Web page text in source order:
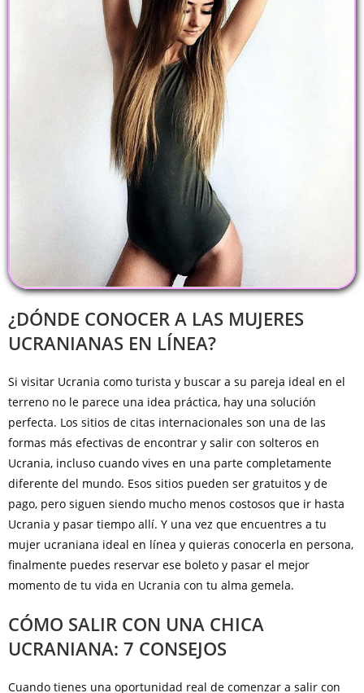
¿DÓNDE CONOCER A LAS MUJERES
UCRANIANAS EN LÍNEA?
Si visitar Ucrania como turista y buscar a su pareja ideal en el
terreno no le parece una idea práctica, hay una solución
perfecta. Los sitios de citas internacionales son una de las
formas más efectivas de encontrar y salir con solteros en
Ucrania, incluso cuando vives en una parte completamente
diferente del mundo. Esos sitios pueden ser gratuitos y de
pago, pero siguen siendo mucho menos costosos que ir hasta
Ucrania y pasar tiempo allí. Y una vez que encuentres a tu
mujer ucraniana ideal en línea y quieras conocerla en persona,
finalmente puedes reservar ese boleto y pasar el mejor
momento de tu vida en Ucrania con tu alma gemela.
CÓMO SALIR CON UNA CHICA
UCRANIANA: 7 CONSEJOS
Cuando tienes una oportunidad real de comenzar a salir con